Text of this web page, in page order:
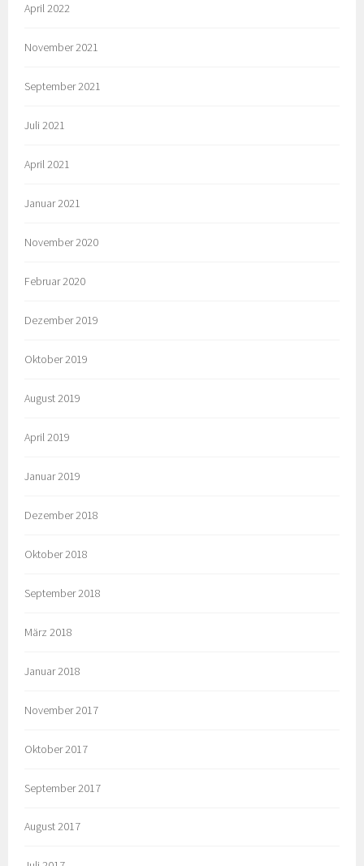
April 2022
November 2021
September 2021
Juli 2021
April 2021
Januar 2021
November 2020
Februar 2020
Dezember 2019
Oktober 2019
August 2019
April 2019
Januar 2019
Dezember 2018
Oktober 2018
September 2018
März 2018
Januar 2018
November 2017
Oktober 2017
September 2017
August 2017